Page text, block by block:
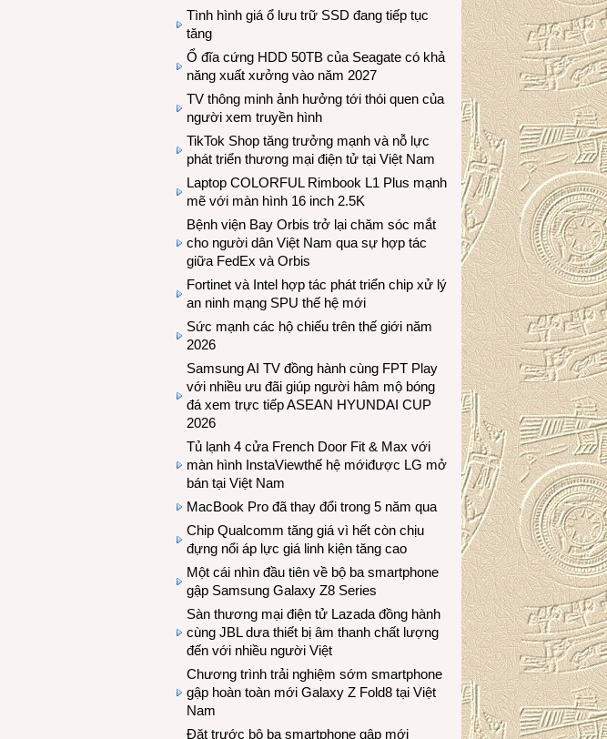
Tình hình giá ổ lưu trữ SSD đang tiếp tục
tăng
Ổ đĩa cứng HDD 50TB của Seagate có khả
năng xuất xưởng vào năm 2027
TV thông minh ảnh hưởng tới thói quen của
người xem truyền hình
TikTok Shop tăng trưởng mạnh và nỗ lực
phát triển thương mại điện tử tại Việt Nam
Laptop COLORFUL Rimbook L1 Plus mạnh
mẽ với màn hình 16 inch 2.5K
Bệnh viện Bay Orbis trở lại chăm sóc mắt
cho người dân Việt Nam qua sự hợp tác
giữa FedEx và Orbis
Fortinet và Intel hợp tác phát triển chip xử lý
an ninh mạng SPU thế hệ mới
Sức mạnh các hộ chiếu trên thế giới năm
2026
Samsung AI TV đồng hành cùng FPT Play
với nhiều ưu đãi giúp người hâm mộ bóng
đá xem trực tiếp ASEAN HYUNDAI CUP
2026
Tủ lạnh 4 cửa French Door Fit & Max với
màn hình InstaViewthế hệ mớiđược LG mở
bán tại Việt Nam
MacBook Pro đã thay đổi trong 5 năm qua
Chip Qualcomm tăng giá vì hết còn chịu
đựng nổi áp lực giá linh kiện tăng cao
Một cái nhìn đầu tiên về bộ ba smartphone
gập Samsung Galaxy Z8 Series
Sàn thương mại điện tử Lazada đồng hành
cùng JBL dưa thiết bị âm thanh chất lượng
đến với nhiều người Việt
Chương trình trải nghiệm sớm smartphone
gập hoàn toàn mới Galaxy Z Fold8 tại Việt
Nam
Đặt trước bộ ba smartphone gập mới